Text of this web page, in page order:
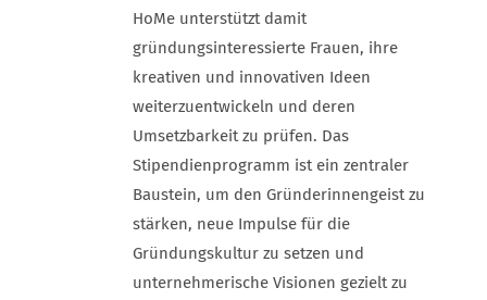
HoMe unterstützt damit
gründungsinteressierte Frauen, ihre
kreativen und innovativen Ideen
weiterzuentwickeln und deren
Umsetzbarkeit zu prüfen. Das
Stipendienprogramm ist ein zentraler
Baustein, um den Gründerinnengeist zu
stärken, neue Impulse für die
Gründungskultur zu setzen und
unternehmerische Visionen gezielt zu